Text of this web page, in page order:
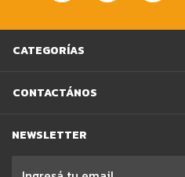
CATEGORÍAS
CONTACTÁNOS
NEWSLETTER